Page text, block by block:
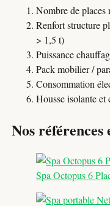
Nombre de places
Renfort structure
> 1,5 t)
Puissance
Pack mobilier /
Consommation
Housse isolante et
Nos références
Spa Octopus 6